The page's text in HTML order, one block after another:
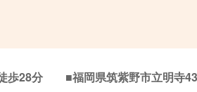
歩28分 ■福岡県筑紫野市立明寺